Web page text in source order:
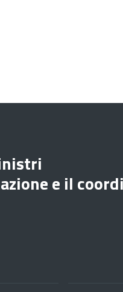
e il